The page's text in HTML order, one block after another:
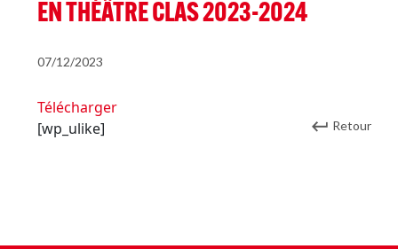
EN THÉÂTRE CLAS 2023-2024
07/12/2023
Télécharger
[wp_ulike]
Retour